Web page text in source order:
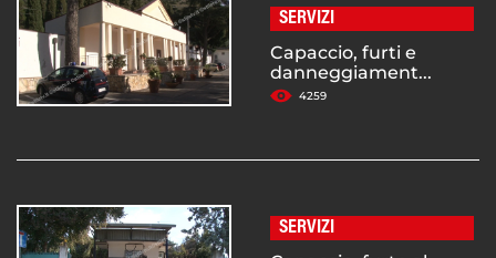
SERVIZI
Capaccio, furti e
danneggiament...
4259
SERVIZI